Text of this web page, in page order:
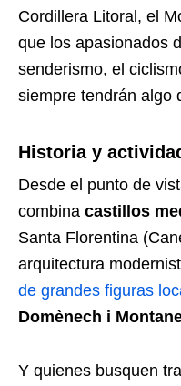
Cordillera Litoral, el
que los apasionados
senderismo, el
siempre tendrán algo
Historia y
Desde el punto de
combina castillos
Santa Florentina
arquitectura
de grandes figuras
Domènech i
Y quienes busquen